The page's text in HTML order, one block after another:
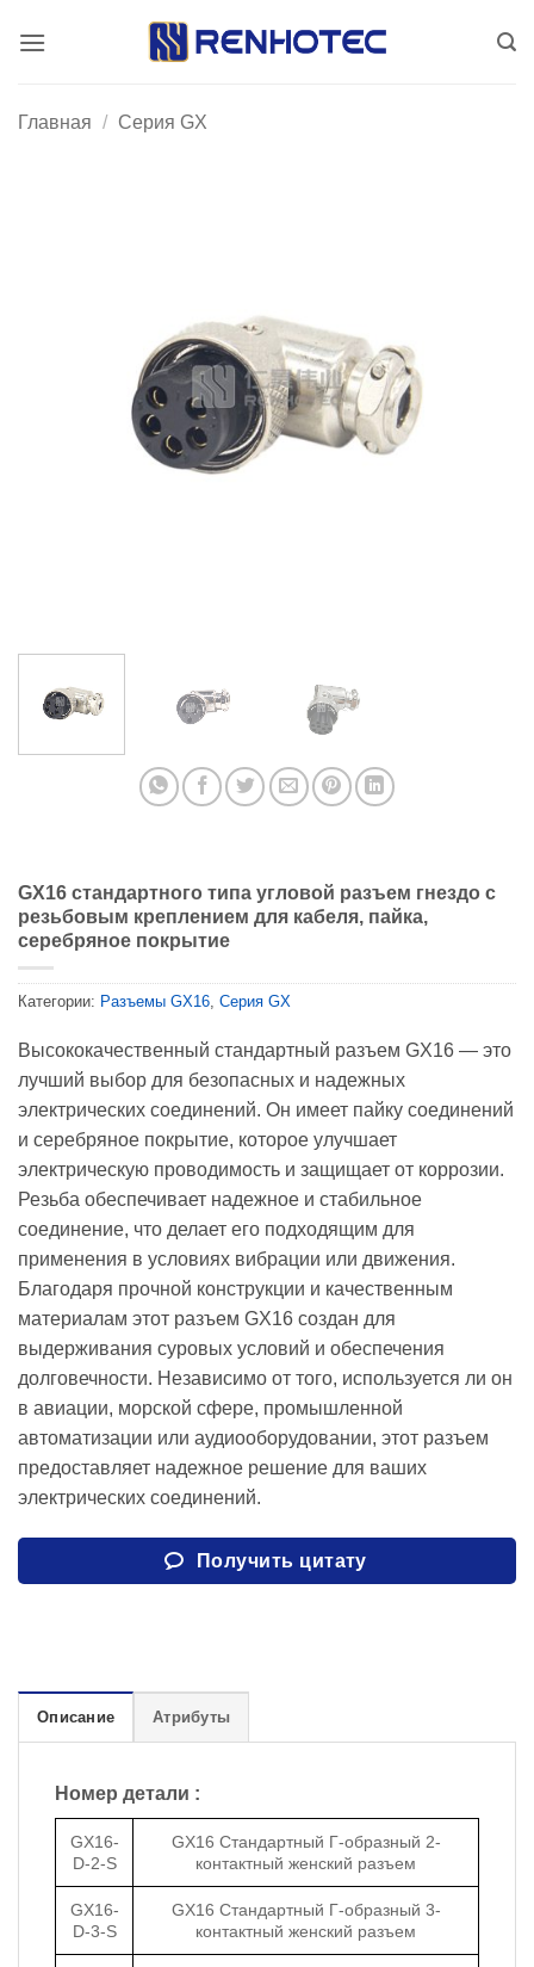
Главная / Серия GX
GX16 стандартного типа угловой разъем гнездо с
резьбовым креплением для кабеля, пайка,
серебряное покрытие
Категории: Разъемы GX16, Серия GX
Высококачественный стандартный разъем GX16 — это
лучший выбор для безопасных и надежных
электрических соединений. Он имеет пайку соединений
и серебряное покрытие, которое улучшает
электрическую проводимость и защищает от коррозии.
Резьба обеспечивает надежное и стабильное
соединение, что делает его подходящим для
применения в условиях вибрации или движения.
Благодаря прочной конструкции и качественным
материалам этот разъем GX16 создан для
выдерживания суровых условий и обеспечения
долговечности. Независимо от того, используется ли он
в авиации, морской сфере, промышленной
автоматизации или аудиооборудовании, этот разъем
предоставляет надежное решение для ваших
электрических соединений.
Получить цитату
Описание Атрибуты
Номер детали :
GX16-
D-2-S
GX16 Стандартный Г-образный 2-
контактный женский разъем
GX16-
D-3-S
GX16 Стандартный Г-образный 3-
контактный женский разъем